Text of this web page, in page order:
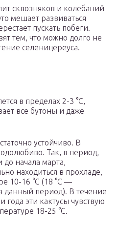
сквозняков и колебаний
мешает развиваться
пускать побеги.
тем, что можно долго не
селеницереуса.
в пределах 2-3 °С,
все бутоны и даже
устойчиво. В
Так, в период,
до начала марта,
находиться в прохладе,
10-16 °С (18 °С —
данный период). В течение
года эти кактусы чувствую
18-25 °С.